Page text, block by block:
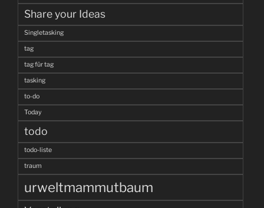
Share your Ideas
Singletasking
tag
tag für tag
tasking
to-do
Today
todo
todo-liste
traum
urweltmammutbaum